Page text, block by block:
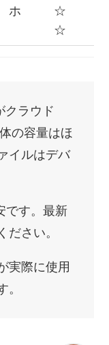
ホ
☆
☆
クラウド
の容量はほ
イルはデバ
です。最新
ださい。
実際に使用
。